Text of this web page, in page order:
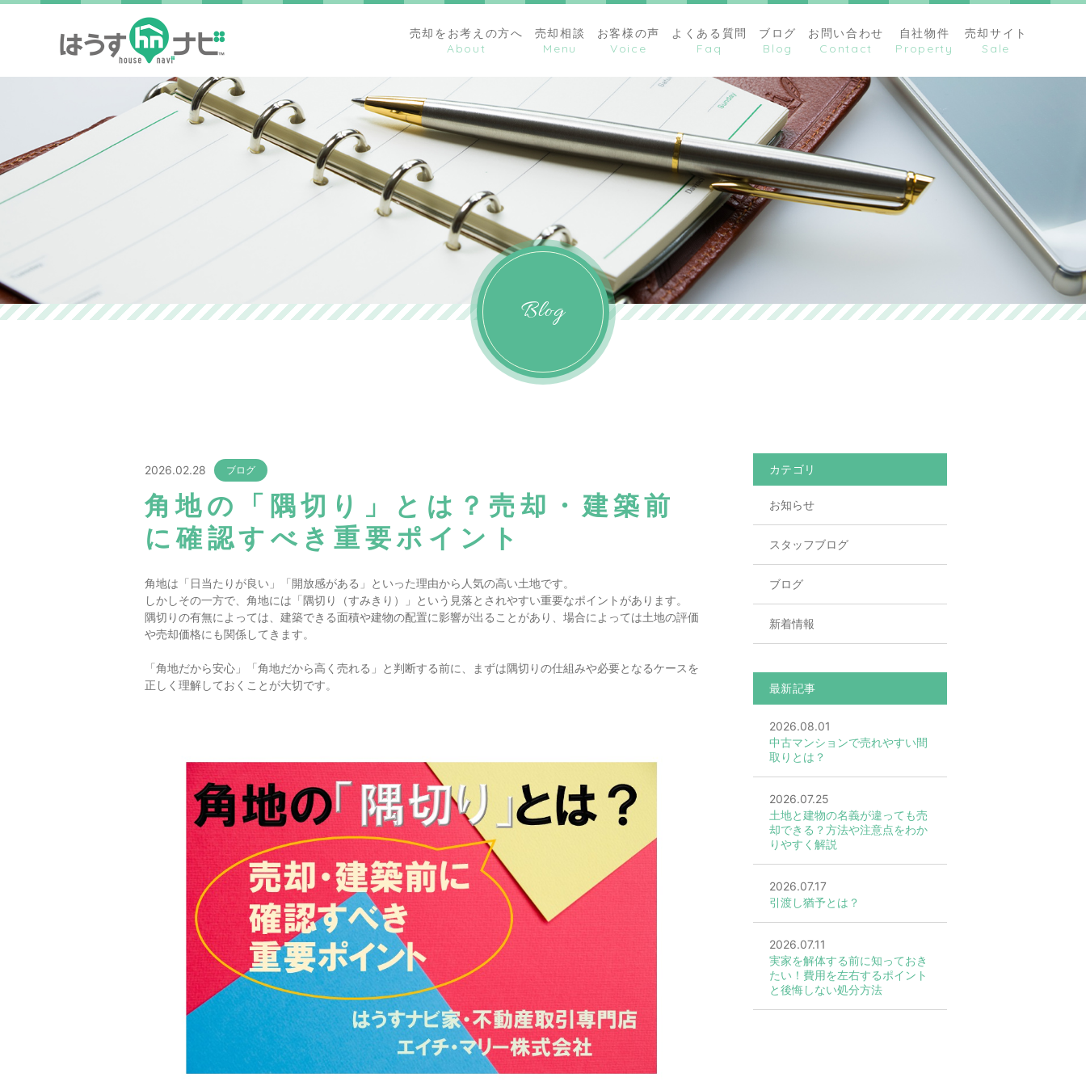
売却をお考えの方へ 売却相談 お客様の声 よくある質問 ブログ お問い合わせ 自社物件 売却サイト
Blog
2026.02.28 ブログ
角地の「隅切り」とは？売却・建築前
に確認すべき重要ポイント
角地は「日当たりが良い」「開放感がある」といった理由から人気の高い土地です。
しかしその一方で、角地には「隅切り（すみきり）」という見落とされやすい重要なポイントがあります。
隅切りの有無によっては、建築できる面積や建物の配置に影響が出ることがあり、場合によっては土地の評価
や売却価格にも関係してきます。
「角地だから安心」「角地だから高く売れる」と判断する前に、まずは隅切りの仕組みや必要となるケースを
正しく理解しておくことが大切です。
カテゴリ
お知らせ
スタッフブログ
ブログ
新着情報
最新記事
2026.08.01
中古マンションで売れやすい間
取りとは？
2026.07.25
土地と建物の名義が違っても売
却できる？方法や注意点をわか
りやすく解説
2026.07.17
引渡し猶予とは？
2026.07.11
実家を解体する前に知っておき
たい！費用を左右するポイント
と後悔しない処分方法